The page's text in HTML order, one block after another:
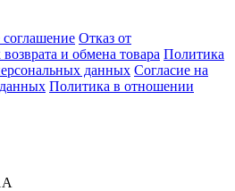
соглашение Отказ от
и обмена товара Политика
данных Согласие на
Политика в отношении